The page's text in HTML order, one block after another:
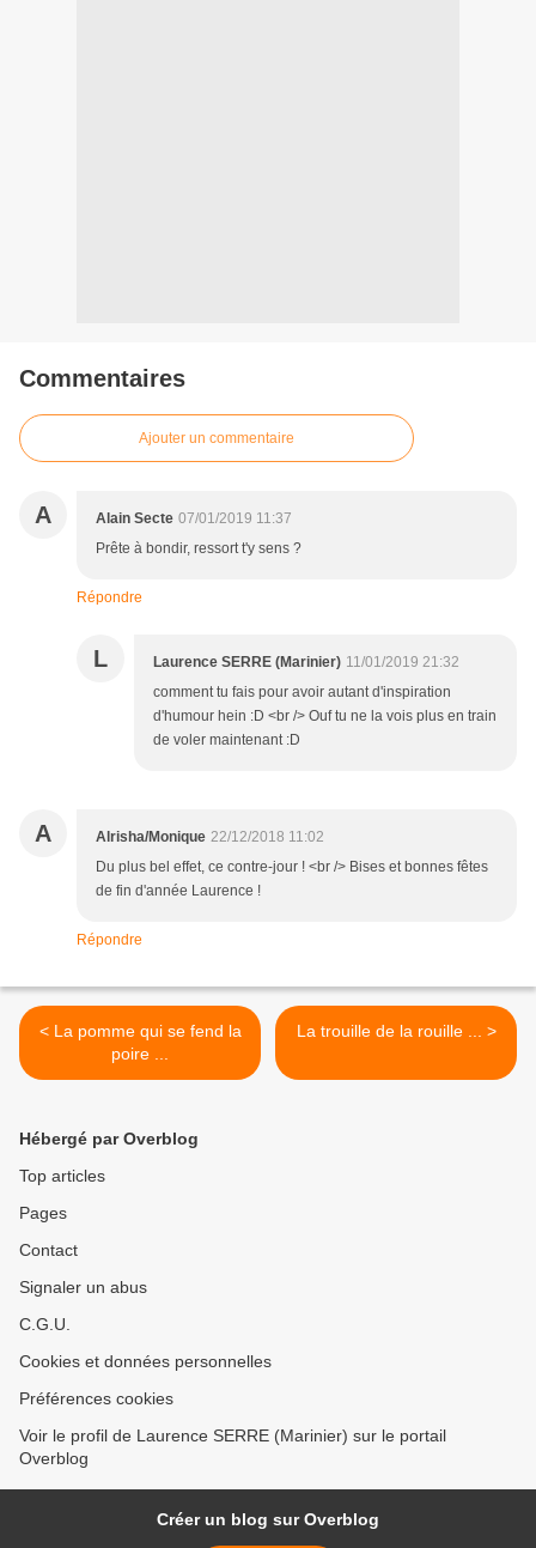
Commentaires
Ajouter un commentaire
A Alain Secte 07/01/2019 11:37
Prête à bondir, ressort t'y sens ?
Répondre
L Laurence SERRE (Marinier) 11/01/2019 21:32
comment tu fais pour avoir autant d'inspiration
d'humour hein :D <br /> Ouf tu ne la vois plus en train
de voler maintenant :D
A Alrisha/Monique 22/12/2018 11:02
Du plus bel effet, ce contre-jour ! <br /> Bises et bonnes fêtes
de fin d'année Laurence !
Répondre
< La pomme qui se fend la
poire ...
La trouille de la rouille ... >
Hébergé par Overblog
Top articles
Pages
Contact
Signaler un abus
C.G.U.
Cookies et données personnelles
Préférences cookies
Voir le profil de Laurence SERRE (Marinier) sur le portail
Overblog
Créer un blog sur Overblog